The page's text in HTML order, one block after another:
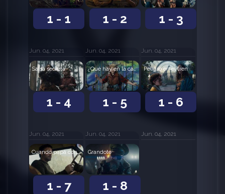
1 - 1
Jun. 04, 2021
1 - 2
Jun. 04, 2021
1 - 3
Jun. 04, 2021
1 - 4
Salsa secreta
Jun. 04, 2021
1 - 5
¿Qué hay en la cámara de frío?
Jun. 04, 2021
1 - 6
Peligro en el tren
Jun. 04, 2021
1 - 7
Cuando papá conoció a Pajarita
1 - 8
Grandote